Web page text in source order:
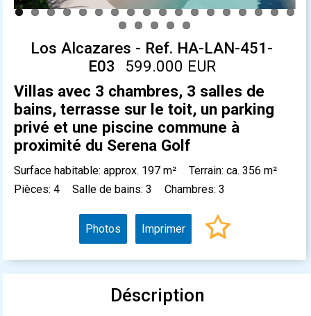
Los Alcazares - Ref. HA-LAN-451-
E03
599.000 EUR
Villas avec 3 chambres, 3 salles de
bains, terrasse sur le toit, un parking
privé et une piscine commune à
proximité du Serena Golf
Surface habitable: approx. 197 m²
Terrain: ca. 356 m²
Pièces: 4
Salle de bains: 3 Chambres: 3
Photos Imprimer
Déscription